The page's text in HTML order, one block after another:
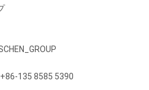
135 8585 5390